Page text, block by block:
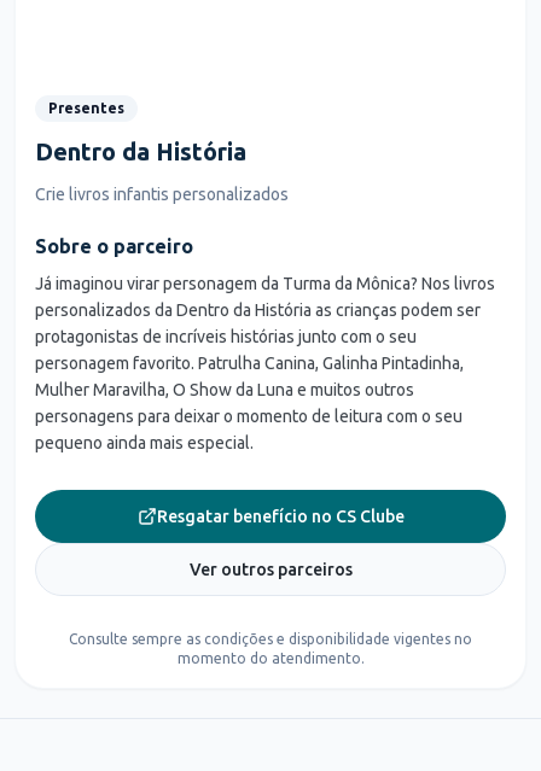
Presentes
Dentro da História
Crie livros infantis personalizados
Sobre o parceiro
Já imaginou virar personagem da Turma da Mônica? Nos livros
personalizados da Dentro da História as crianças podem ser
protagonistas de incríveis histórias junto com o seu
personagem favorito. Patrulha Canina, Galinha Pintadinha,
Mulher Maravilha, O Show da Luna e muitos outros
personagens para deixar o momento de leitura com o seu
pequeno ainda mais especial.
Resgatar benefício no CS Clube
Ver outros parceiros
Consulte sempre as condições e disponibilidade vigentes no
momento do atendimento.